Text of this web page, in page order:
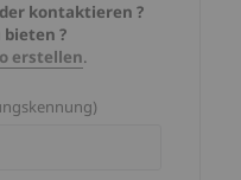
kontaktieren ?
bieten ?
erstellen.